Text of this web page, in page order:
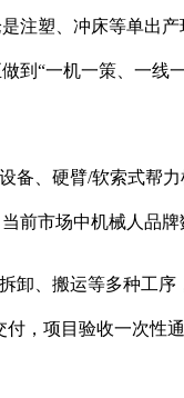
注塑、冲床等单出
到“一机一策、一线
、硬臂/软索式帮力
前市场中机械人品牌
、搬运等多种工序
，项目验收一次性